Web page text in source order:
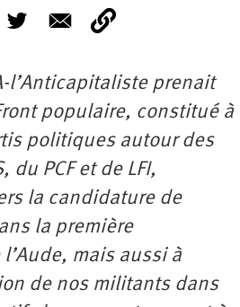
l’Anticapitaliste prenait
populaire, constitué à
politiques autour des
du PCF et de LFI,
la candidature de
la première
mais aussi à
de nos militants dans